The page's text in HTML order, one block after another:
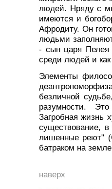
людей. Нряду с
имеются и
Афродиту. Он
людьми
- сын царя Пелея
среди людей и
Элементы
безличной
разумности.
Загробная жизнь
существование,
лишенные реют"
батраком на
наверх